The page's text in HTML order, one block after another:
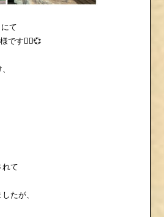
て
です👰‍♀️💞
れて
たが、